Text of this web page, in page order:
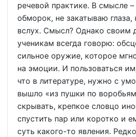
речевой практике. В смысле
обморок, не закатываю
вслух. Смысл? Однако своим
ученикам всегда говорю:
сильное оружие, которое
на эмоции. И пользоваться
что в литературе, нужно с
вышло «из пушки по
скрывать, крепкое словцо
спустить пар или коротко и
суть какого-то явления.